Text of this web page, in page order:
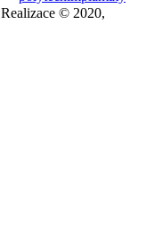
Realizace © 2020,